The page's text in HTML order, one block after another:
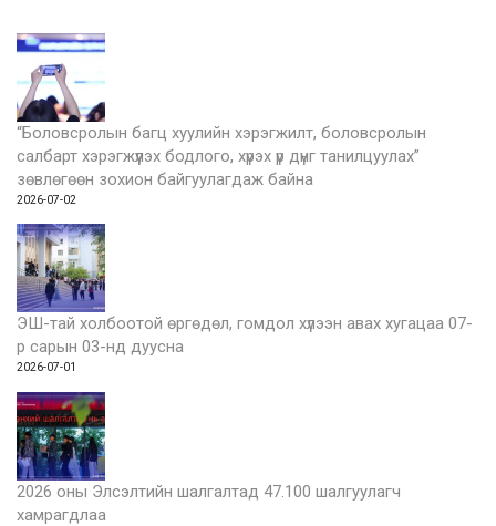
“Боловсролын багц хуулийн хэрэгжилт, боловсролын
салбарт хэрэгжүүлэх бодлого, хүрэх үр дүнг танилцуулах”
зөвлөгөөн зохион байгуулагдаж байна
2026-07-02
ЭШ-тай холбоотой өргөдөл, гомдол хүлээн авах хугацаа 07-
р сарын 03-нд дуусна
2026-07-01
2026 оны Элсэлтийн шалгалтад 47.100 шалгуулагч
хамрагдлаа